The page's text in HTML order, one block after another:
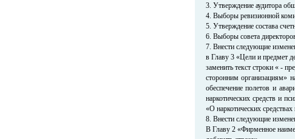
3. Утверждение аудитора
4. Выборы ревизионной
5. Утверждение состава
6. Выборы совета
7. Внести следующие
в Главу 3 «Цели и предмет
заменить текст строки « -
сторонним организациям»
обеспечение полетов и
наркотических средств и
«О наркотических
8. Внести следующие
В Главу 2 «Фирменное